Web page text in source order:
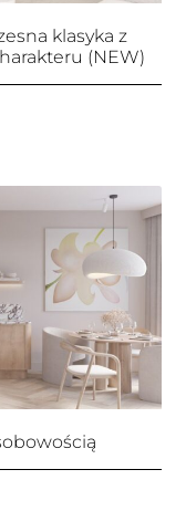
klasyka z
(NEW)